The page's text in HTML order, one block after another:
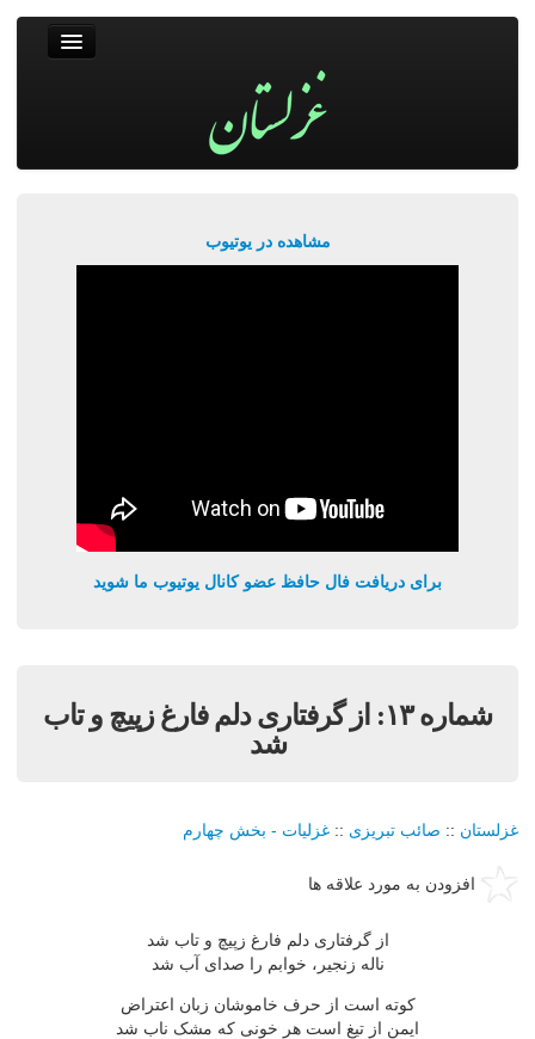
مشاهده در یوتیوب
برای دریافت فال حافظ عضو کانال یوتیوب ما شوید
شماره ١٣: از گرفتارى دلم فارغ زپيچ و تاب
شد
غزلستان :: صائب تبریزی :: غزليات - بخش چهارم
افزودن به مورد علاقه ها
از گرفتارى دلم فارغ زپيچ و تاب شد
ناله زنجير، خوابم را صداى آب شد
کوته است از حرف خاموشان زبان اعتراض
ايمن از تيغ است هر خونى که مشک ناب شد